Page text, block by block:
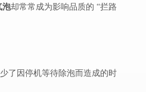
泡却常常成为影响品质的 “拦路
了因停机等待除泡而造成的时